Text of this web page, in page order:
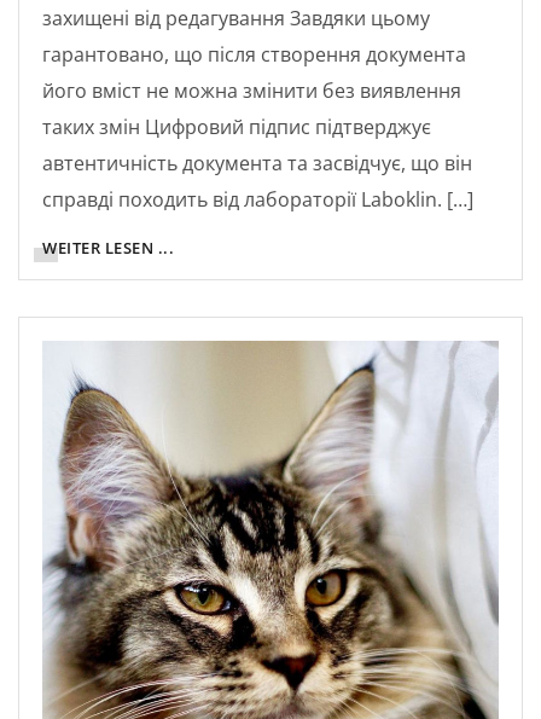
захищені від редагування Завдяки цьому
гарантовано, що після створення документа
його вміст не можна змінити без виявлення
таких змін Цифровий підпис підтверджує
автентичність документа та засвідчує, що він
справді походить від лабораторії Laboklin. […]
WEITER LESEN ...